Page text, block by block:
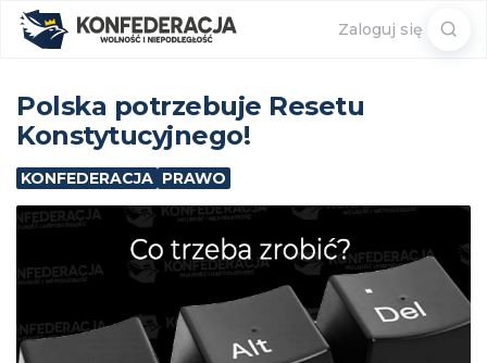
Zaloguj się
Polska potrzebuje Resetu
Konstytucyjnego!
KONFEDERACJA PRAWO